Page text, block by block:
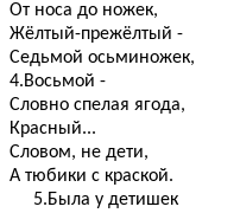
От носа до ножек,
Жёлтый-прежёлтый -
Седьмой осьминожек,
4.Восьмой -
Словно спелая ягода,
Красный...
Словом, не дети,
А тюбики с краской.
5.Была у детишек